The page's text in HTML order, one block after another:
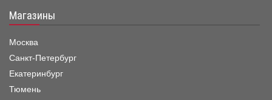
Магазины
Москва
Санкт-Петербург
Екатеринбург
Тюмень